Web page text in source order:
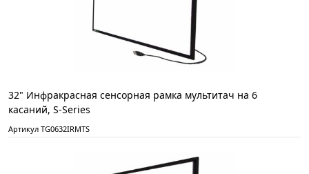
32" Инфракрасная сенсорная рамка мультитач на 6
касаний, S-Series
Артикул TG0632IRMTS